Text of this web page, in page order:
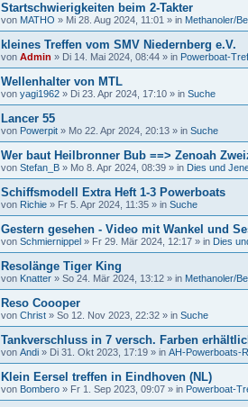
Startschwierigkeiten beim 2-Takter
von MATHO » Mi 28. Aug 2024, 11:01 » in Methanoler/
kleines Treffen vom SMV Niedernberg e.V.
von Admin » Di 14. Mai 2024, 08:44 » in Powerboat-
Wellenhalter von MTL
von yagi1962 » Di 23. Apr 2024, 17:10 » in Suche
Lancer 55
von Powerpit » Mo 22. Apr 2024, 20:13 » in Suche
Wer baut Heilbronner Bub ==> Zenoah
von Stefan_B » Mo 8. Apr 2024, 08:39 » in Dies und
Schiffsmodell Extra Heft 1-3 Powerboats
von Richie » Fr 5. Apr 2024, 11:35 » in Suche
Gestern gesehen - Video mit Wankel und
von Schmiernippel » Fr 29. Mär 2024, 12:17 » in Dies
Resolänge Tiger King
von Knatter » So 24. Mär 2024, 13:12 » in Methanoler/
Reso Coooper
von Christ » So 12. Nov 2023, 22:32 » in Suche
Tankverschluss in 7 versch. Farben
von Andi » Di 31. Okt 2023, 17:19 » in AH-Powerboats-
Klein Eersel treffen in Eindhoven (NL)
von Bombero » Fr 1. Sep 2023, 09:07 » in Powerboat-